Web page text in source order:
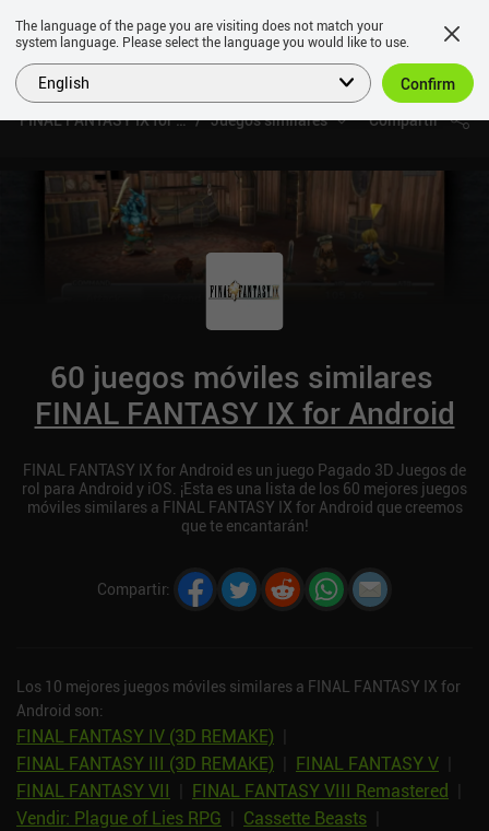
FINAL FANTASY IX for AndroidJuegos similares Compartir
60 juegos móviles similares
FINAL FANTASY IX for Android
FINAL FANTASY IX for Android es un juego Pagado 3D Juegos de
rol para Android y iOS. ¡Esta es una lista de los 60 mejores juegos
móviles similares a FINAL FANTASY IX for Android que creemos
que te encantarán!
Compartir:
Los 10 mejores juegos móviles similares a FINAL FANTASY IX for
Android son:
FINAL FANTASY IV (3D REMAKE)
FINAL FANTASY III (3D REMAKE)
FINAL FANTASY V
FINAL FANTASY VII
FINAL FANTASY VIII Remastered
Vendir: Plague of Lies RPG
Cassette Beasts
The language of the page you are visiting does not match your
system language. Please select the language you would like to use.
English Confirm